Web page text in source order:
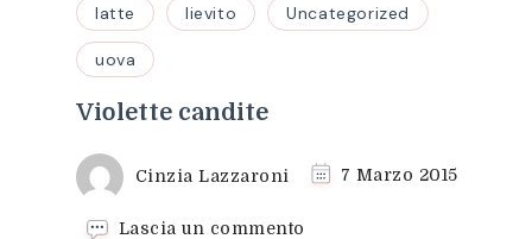
latte lievito Uncategorized
uova
Violette candite
Cinzia Lazzaroni 7 Marzo 2015
Lascia un commento